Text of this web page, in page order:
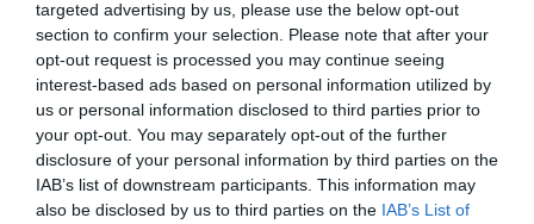
targeted advertising by us, please use the below opt-out
section to confirm your selection. Please note that after your
opt-out request is processed you may continue seeing
interest-based ads based on personal information utilized by
us or personal information disclosed to third parties prior to
your opt-out. You may separately opt-out of the further
disclosure of your personal information by third parties on the
IAB’s list of downstream participants. This information may
also be disclosed by us to third parties on the IAB’s List of
«En Cinfa estamos convencidos del importante papel
que desarrollarán estos farmacéuticos dentro de los
proyectos donde realicen las prácticas y, por supuesto,
en aquellos lugares donde trabajen en el futuro».
Los términos generales de las subvenciones se han
establecido a través de dos tipos de becas. La primera
cubrirá la formación académica impartida en el curso de